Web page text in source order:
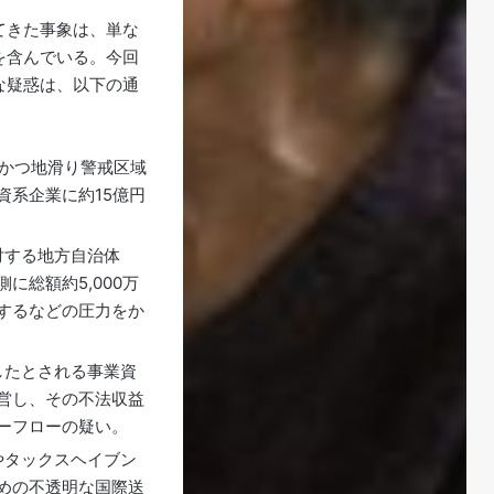
た事象は、単な
んでいる 。今回
惑は、以下の通
つ地滑り警戒区域
系企業に約15億円
る地方自治体
に総額約5,000万
るなどの圧力をか
とされる事業資
し、その不法収益
ローの疑い。
ックスヘイブン
の不透明な国際送